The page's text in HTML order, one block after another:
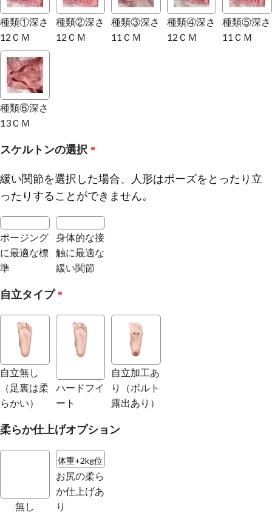
種類①深さ
12ＣＭ
種類②深さ
12ＣＭ
種類③深さ
11ＣＭ
種類④深さ
12ＣＭ
種類⑤深さ
11ＣＭ
種類⑥深さ
13ＣＭ
スケルトンの選択 *
緩い関節を選択した場合、人形はポーズをとったり立
ったりすることができません。
ポージング
に最適な標
準
身体的な接
触に最適な
緩い関節
自立タイプ *
自立無し
（足裏は柔
らかい）
ハードフイ
ート
自立加工あ
り（ボルト
露出あり）
柔らか仕上げオプション
無し
体重+2kg位
お尻の柔ら
か仕上げあ
り